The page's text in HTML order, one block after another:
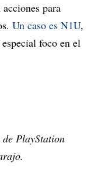
para
Un caso es N1U,
foco en el
PlayStation